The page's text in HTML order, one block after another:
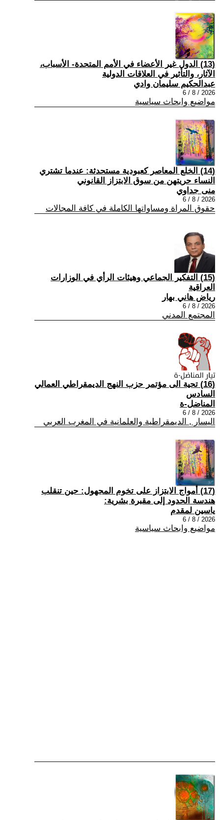
(13) الدول غير الأعضاء في الأمم المتحدة- الأسباب،
الآثار، والتأثير في العلاقات الدولية
عبدالحكيم سليمان وادي
2026 / 8 / 6
مواضيع وابحاث سياسية
(14) الخلع المعاصر كعبودية مستحدثة: عندما تشتري
النساء حريتهن من سوق الابتزاز القانوني
منى جداوي
2026 / 8 / 6
حقوق المراة ومساواتها الكاملة في كافة المجالات
(15) التفكير الجماعي وهيئات الرأي في الوزارات
العراقية
رياض هاني بهار
2026 / 8 / 6
المجتمع المدني
(16) تحية الى مؤتمر حزب النهج الديمقراطي العمالي
السادس
المناضل-ة
2026 / 8 / 6
اليسار , الديمقراطية والعلمانية في المغرب العربي
(17) أمواج الابتزاز على تخوم المجهول: حين تنقلب
هندسة الحدود إلى مقبرة بشرية:
ياسين لمقدم
2026 / 8 / 6
مواضيع وابحاث سياسية